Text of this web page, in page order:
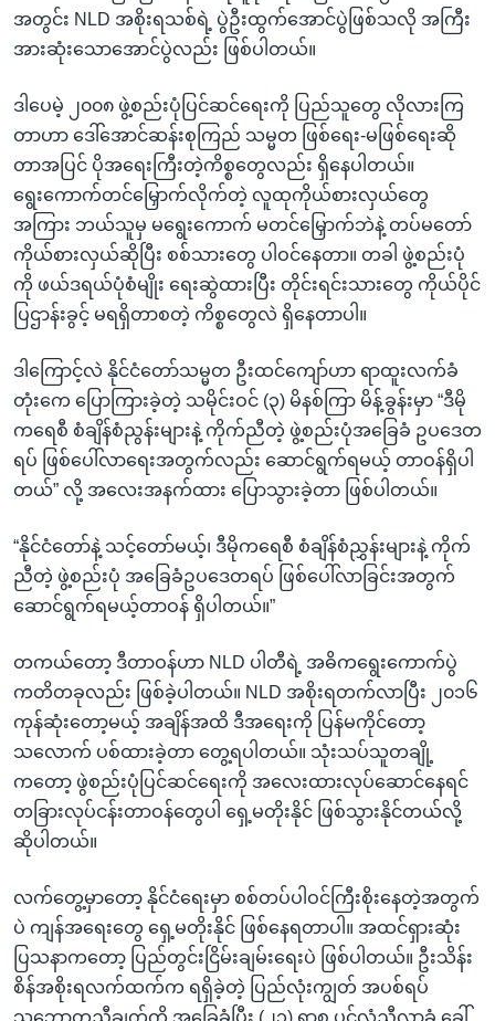
အတွင်း NLD အစိုးရသစ်ရဲ့ ပွဲဦးထွက်အောင်ပွဲဖြစ်သလို အကြီး
အားဆုံးသောအောင်ပွဲလည်း ဖြစ်ပါတယ်။
ဒါပေမဲ့ ၂၀၀၈ ဖွဲ့စည်းပုံပြင်ဆင်ရေးကို ပြည်သူတွေ လိုလားကြ
တာဟာ ဒေါ်အောင်ဆန်းစုကြည် သမ္မတ ဖြစ်ရေး-မဖြစ်ရေးဆို
တာအပြင် ပိုအရေးကြီးတဲ့ကိစ္စတွေလည်း ရှိနေပါတယ်။
ရွေးကောက်တင်မြှောက်လိုက်တဲ့ လူထုကိုယ်စားလှယ်တွေ
အကြား ဘယ်သူမှ မရွေးကောက် မတင်မြှောက်ဘဲနဲ့ တပ်မတော်
ကိုယ်စားလှယ်ဆိုပြီး စစ်သားတွေ ပါဝင်နေတာ။ တခါ ဖွဲ့စည်းပုံ
ကို ဖယ်ဒရယ်ပုံစံမျိုး ရေးဆွဲထားပြီး တိုင်းရင်းသားတွေ ကိုယ်ပိုင်
ပြဌာန်းခွင့် မရရှိတာစတဲ့ ကိစ္စတွေလဲ ရှိနေတာပါ။
ဒါကြောင့်လဲ နိုင်ငံတော်သမ္မတ ဦးထင်ကျော်ဟာ ရာထူးလက်ခံ
တုံးကေ ပြောကြားခဲ့တဲ့ သမိုင်းဝင် (၃) မိနစ်ကြာ မိန့်ခွန်းမှာ “ဒီမို
ကရေစီ စံချိန်စံညွန်းများနဲ့ ကိုက်ညီတဲ့ ဖွဲ့စည်းပုံအခြေခံ ဥပဒေတ
ရပ် ဖြစ်ပေါ်လာရေးအတွက်လည်း ဆောင်ရွက်ရမယ့် တာဝန်ရှိပါ
တယ်” လို့ အလေးအနက်ထား ပြောသွားခဲ့တာ ဖြစ်ပါတယ်။
“နိုင်ငံတော်နဲ့ သင့်တော်မယ့်၊ ဒီမိုကရေစီ စံချိန်စံညွှန်းများနဲ့ ကိုက်
ညီတဲ့ ဖွဲ့စည်းပုံ အခြေခံဥပဒေတရပ် ဖြစ်ပေါ်လာခြင်းအတွက်
ဆောင်ရွက်ရမယ့်တာဝန် ရှိပါတယ်။”
တကယ်တော့ ဒီတာဝန်ဟာ NLD ပါတီရဲ့ အဓိကရွေးကောက်ပွဲ
ကတိတခုလည်း ဖြစ်ခဲ့ပါတယ်။ NLD အစိုးရတက်လာပြီး ၂၀၁၆
ကုန်ဆုံးတော့မယ့် အချိန်အထိ ဒီအရေးကို ပြန်မကိုင်တော့
သလောက် ပစ်ထားခဲ့တာ တွေ့ရပါတယ်။ သုံးသပ်သူတချို့
ကတော့ ဖွဲစည်းပုံပြင်ဆင်ရေးကို အလေးထားလုပ်ဆောင်နေရင်
တခြားလုပ်ငန်းတာဝန်တွေပါ ရှေ့မတိုးနိုင် ဖြစ်သွားနိုင်တယ်လို့
ဆိုပါတယ်။
လက်တွေ့မှာတော့ နိုင်ငံရေးမှာ စစ်တပ်ပါဝင်ကြီးစိုးနေတဲ့အတွက်
ပဲ ကျန်အရေးတွေ ရှေ့မတိုးနိုင် ဖြစ်နေရတာပါ။ အထင်ရှားဆုံး
ပြသနာကတော့ ပြည်တွင်းငြိမ်းချမ်းရေးပဲ ဖြစ်ပါတယ်။ ဦးသိန်း
စိန်အစိုးရလက်ထက်က ရရှိခဲ့တဲ့ ပြည်လုံးကျွတ် အပစ်ရပ်
သဘောတူညီချက်ကို အခြေခံပြီး (၂၁) ရာစု ပင်လုံညီလာခံ ခေါ်